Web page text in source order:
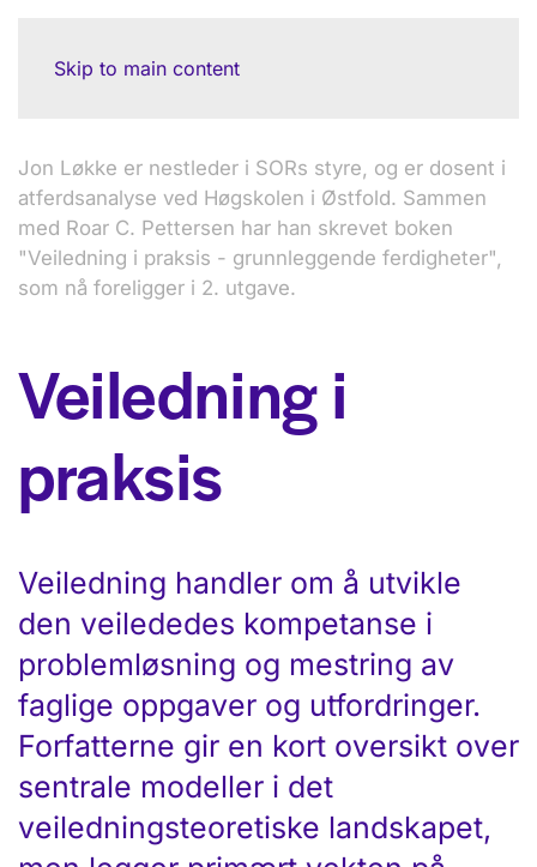
Skip to main content
Jon Løkke er nestleder i SORs styre, og er dosent i
atferdsanalyse ved Høgskolen i Østfold. Sammen
med Roar C. Pettersen har han skrevet boken
"Veiledning i praksis - grunnleggende ferdigheter",
som nå foreligger i 2. utgave.
Veiledning i
praksis
Veiledning handler om å utvikle
den veilededes kompetanse i
problemløsning og mestring av
faglige oppgaver og utfordringer.
Forfatterne gir en kort oversikt over
sentrale modeller i det
veiledningsteoretiske landskapet,